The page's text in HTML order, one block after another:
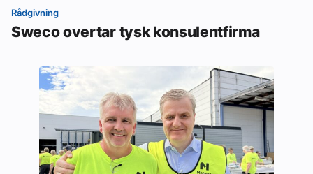
Rådgivning
Sweco overtar tysk konsulentfirma